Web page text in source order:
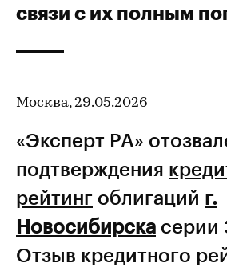
связи с их полным
Москва, 29.05.2026
«Эксперт РА»
подтверждения
рейтинг облигаций г.
Новосибирска серии
Отзыв кредитного